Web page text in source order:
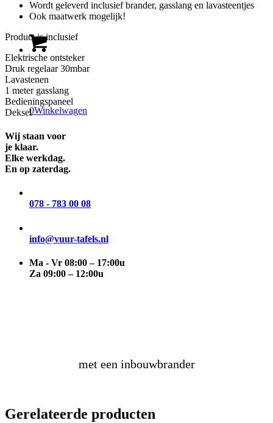
0Winkelwagen
Wordt geleverd inclusief brander, gasslang en lavasteentjes
Ook maatwerk mogelijk!
Product is inclusief
Elektrische ontsteker
Druk regelaar 30mbar
Lavastenen
1 meter gasslang
Bedieningspaneel
Deksel
Wij staan voor
je klaar.
Elke werkdag.
En op zaterdag.
078 - 783 00 08
info@vuur-tafels.nl
Ma - Vr 08:00 – 17:00u
Za 09:00 – 12:00u
met een inbouwbrander
Gerelateerde producten